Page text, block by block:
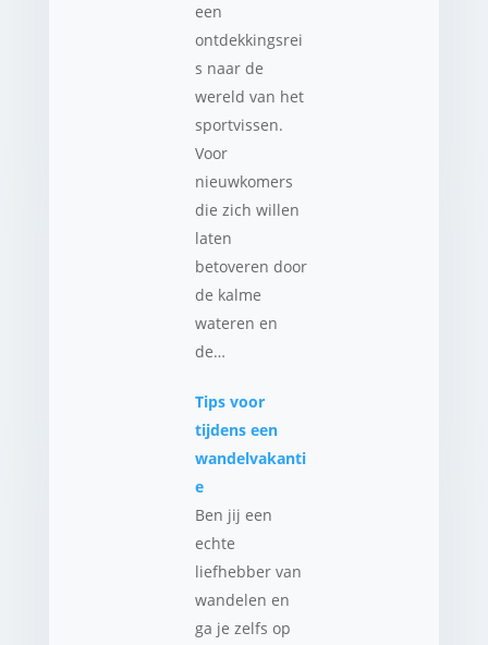
een
ontdekkingsrei
s naar de
wereld van het
sportvissen.
Voor
nieuwkomers
die zich willen
laten
betoveren door
de kalme
wateren en
de…
Tips voor
tijdens een
wandelvakanti
e
Ben jij een
echte
liefhebber van
wandelen en
ga je zelfs op